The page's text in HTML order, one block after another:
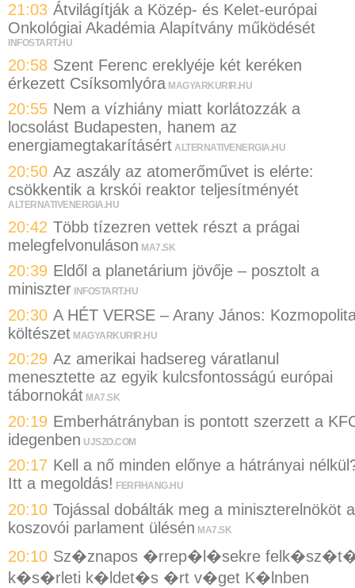
21:03 Átvilágítják a Közép- és Kelet-európai
Onkológiai Akadémia Alapítvány működését
INFOSTART.HU
20:58 Szent Ferenc ereklyéje két keréken
érkezett Csíksomlyóra MAGYARKURIR.HU
20:55 Nem a vízhiány miatt korlátozzák a
locsolást Budapesten, hanem az
energiamegtakarításért ALTERNATIVENERGIA.HU
20:50 Az aszály az atomerőművet is elérte:
csökkentik a krskói reaktor teljesítményét
ALTERNATIVENERGIA.HU
20:42 Több tízezren vettek részt a prágai
melegfelvonuláson MA7.SK
20:39 Eldől a planetárium jövője – posztolt a
miniszter INFOSTART.HU
20:30 A HÉT VERSE – Arany János:
költészet MAGYARKURIR.HU
20:29 Az amerikai hadsereg váratlanul
menesztette az egyik kulcsfontosságú európai
tábornokát MA7.SK
20:19 Emberhátrányban is pontott szerzett a
idegenben UJSZO.COM
20:17 Kell a nő minden előnye a hátrányai
Itt a megoldás! FERFIHANG.HU
20:10 Tojással dobálták meg a miniszterelnököt a
koszovói parlament ülésén MA7.SK
20:10 Sz�znapos �rrep�l�sekre
k�s�rleti k�ldet�s �rt v�get K�lnben